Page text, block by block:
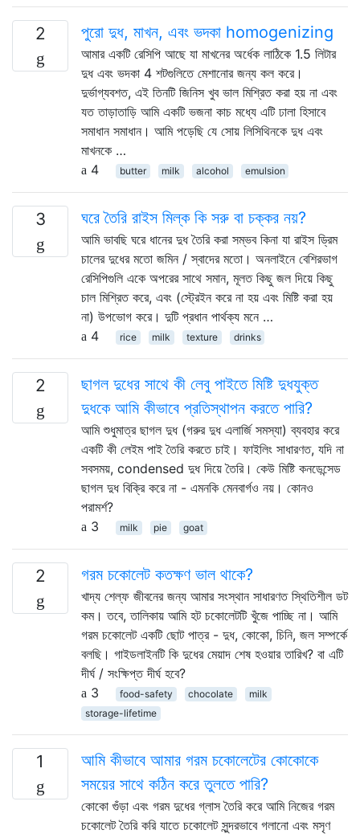
2 পুরো দুধ, মাখন, এবং ভদকা homogenizing
আমার একটি রেসিপি আছে যা মাখনের অর্ধেক লাঠিকে 1.5 লিটার
দুধ এবং ভদকা 4 শটগুলিতে মেশানোর জন্য কল করে।
দুর্ভাগ্যবশত, এই তিনটি জিনিস খুব ভাল মিশ্রিত করা হয় না এবং
যত তাড়াতাড়ি আমি একটি ভজনা কাচ মধ্যে এটি ঢালা হিসাবে
সমাধান সমাধান। আমি পড়েছি যে সোয় লিসিথিনকে দুধ এবং
মাখনকে …
4
butter milk alcohol emulsion
3 ঘরে তৈরি রাইস মিল্ক কি সরু বা চক্কর নয়?
আমি ভাবছি ঘরে ধানের দুধ তৈরি করা সম্ভব কিনা যা রাইস ড্রিম
চালের দুধের মতো জমিন / স্বাদের মতো। অনলাইনে বেশিরভাগ
রেসিপিগুলি একে অপরের সাথে সমান, মূলত কিছু জল দিয়ে কিছু
চাল মিশ্রিত করে, এবং (স্ট্রেইন করে না হয় এবং মিষ্টি করা হয়
না) উপভোগ করে। দুটি প্রধান পার্থক্য মনে …
4
rice milk texture drinks
2
ছাগল দুধের সাথে কী লেবু পাইতে মিষ্টি দুধযুক্ত
দুধকে আমি কীভাবে প্রতিস্থাপন করতে পারি?
আমি শুধুমাত্র ছাগল দুধ (গরুর দুধ এলার্জি সমস্যা) ব্যবহার করে
একটি কী লেইম পাই তৈরি করতে চাই। ফাইলিং সাধারণত, যদি না
সবসময়, condensed দুধ দিয়ে তৈরি। কেউ মিষ্টি কনডেন্সেড
ছাগল দুধ বিক্রি করে না - এমনকি মেনবার্গও নয়। কোনও
পরামর্শ?
3
milk pie goat
2 গরম চকোলেট কতক্ষণ ভাল থাকে?
খাদ্য শেল্ফ জীবনের জন্য আমার সংস্থান সাধারণত স্থিতিশীল ডট
কম। তবে, তালিকায় আমি হট চকোলেটটি খুঁজে পাচ্ছি না। আমি
গরম চকোলেট একটি ছোট পাত্র - দুধ, কোকো, চিনি, জল সম্পর্কে
বলছি। গাইডলাইনটি কি দুধের মেয়াদ শেষ হওয়ার তারিখ? বা এটি
দীর্ঘ / সংক্ষিপ্ত দীর্ঘ হবে?
3
food-safety chocolate
milk
storage-lifetime
1
আমি কীভাবে আমার গরম চকোলেটের কোকোকে
সময়ের সাথে কঠিন করে তুলতে পারি?
কোকো গুঁড়া এবং গরম দুধের গ্লাস তৈরি করে আমি নিজের গরম
চকোলেট তৈরি করি যাতে চকোলেট সুন্দরভাবে গলানো এবং মসৃণ